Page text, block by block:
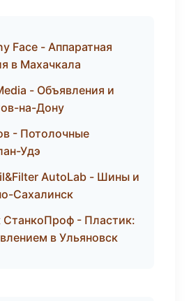
Face - Аппаратная
в Махачкала
- Объявления и
на-Дону
- Потолочные
Удэ
AutoLab - Шины и
Сахалинск
СтанкоПроф - Пластик:
в Ульяновск